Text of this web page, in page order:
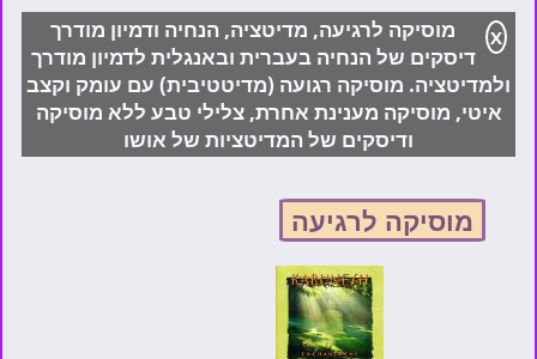
X
מוסיקה לרגיעה, מדיטציה, הנחיה ודמיון מודרך
דיסקים של הנחיה בעברית ובאנגלית לדמיון מודרך
ולמדיטציה. מוסיקה רגועה (מדיטטיבית) עם עומק וקצב
איטי, מוסיקה מענינת אחרת, צלילי טבע ללא מוסיקה
ודיסקים של המדיטציות של אושו
מוסיקה לרגיעה